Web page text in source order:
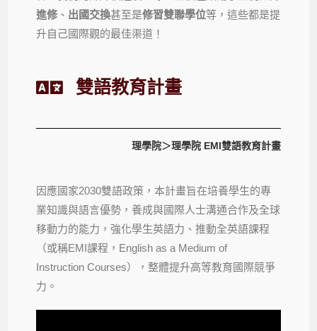
進修、 出國交換甚至是修習雙聯學位等，這些都是提
升自己國際觀的最佳渠道！
雙語教育計畫
理學院＞理學院 EMI雙語教育計畫
因應國家2030雙語政策，本計畫旨在培養學生的專
業知識與語言優勢，養成與國際人士溝通合作及全球
移動力的能力，強化學生英語力、推動全英語課程
（或稱EMI課程， English as a Medium of
InstructionCourses），整體提升高等教育國際競爭
力。